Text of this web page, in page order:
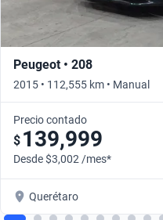
Peugeot • 208
2015 • 112,555 km • Manual
Precio contado
$ 139,999
Desde $3,002 /mes*
Querétaro